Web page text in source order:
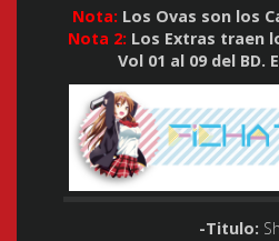
Nota: Los Ovas son los
Nota 2: Los Extras traen
Vol 01 al 09 del BD.
-Titulo: